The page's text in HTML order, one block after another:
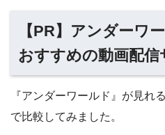
【PR】アンダーワ
おすすめの動画配信
『アンダーワールド』が見れ
で比較してみました。